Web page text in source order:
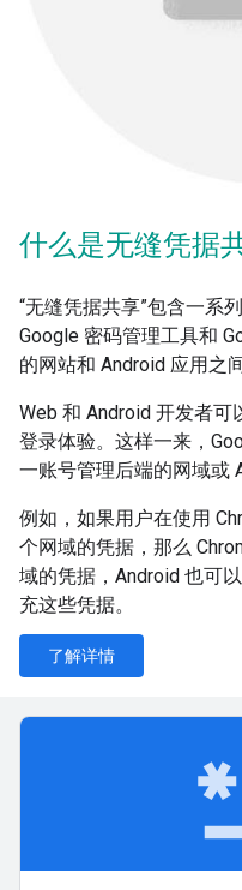
什么是无缝凭据
“无缝凭据共享”包含一系
Google 密码管理工具和
的网站和 Android 应用之
Web 和 Android 开发者
登录体验。这样一来，
一账号管理后端的网域或
例如，如果用户在使用
个网域的凭据，那么
域的凭据，Android 也可
充这些凭据。
了解详情